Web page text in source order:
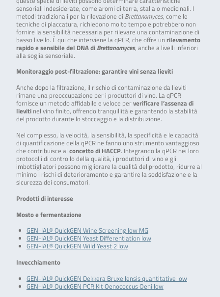
sensoriali indesiderate, come aromi di terra, stalla o medicinali. I
metodi tradizionali per la rilevazione di Brettanomyces, come le
tecniche di placcatura, richiedono molto tempo e potrebbero non
fornire la sensibilità necessaria per rilevare una contaminazione di
basso livello. È qui che interviene la qPCR, che offre un rilevamento
rapido e sensibile del DNA di Brettanomyces, anche a livelli inferiori
alla soglia sensoriale.
Monitoraggio post-filtrazione: garantire vini senza lieviti
Anche dopo la filtrazione, il rischio di contaminazione da lieviti
rimane una preoccupazione per i produttori di vino. La qPCR
fornisce un metodo affidabile e veloce per verificare l’assenza di
lievitinel vino finito, offrendo tranquillità e garantendo la stabilità
del prodotto durante lo stoccaggio e la distribuzione.
Nel complesso, la velocità, la sensibilità, la specificità e le capacità
di quantificazione della qPCR ne fanno uno strumento vantaggioso
che contribuisce al concetto di HACCP. Integrando la qPCR nei loro
protocolli di controllo della qualità, i produttori di vino e gli
imbottigliatori possono migliorare la qualità del prodotto, ridurre al
minimo i rischi di deterioramento e garantire la soddisfazione e la
sicurezza dei consumatori.
Prodotti di interesse
Mosto e fermentazione
GEN-IAL® QuickGEN Wine Screening low MG
GEN-IAL® QuickGEN Yeast Differentiation low
GEN-IAL® QuickGEN Wild Yeast 2 low
Invecchiamento
GEN-IAL® QuickGEN Dekkera Bruxellensis quantitative low
GEN-IAL® QuickGEN PCR Kit Oenococcus Oeni low